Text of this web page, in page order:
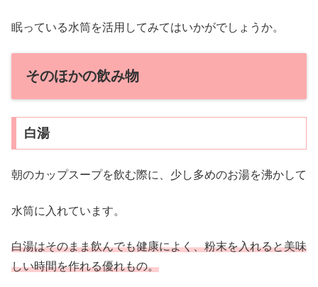
眠っている水筒を活用してみてはいかがでしょうか。
そのほかの飲み物
白湯
朝のカップスープを飲む際に、少し多めのお湯を沸かして
水筒に入れています。
白湯はそのまま飲んでも健康によく、粉末を入れると美味
しい時間を作れる優れもの。